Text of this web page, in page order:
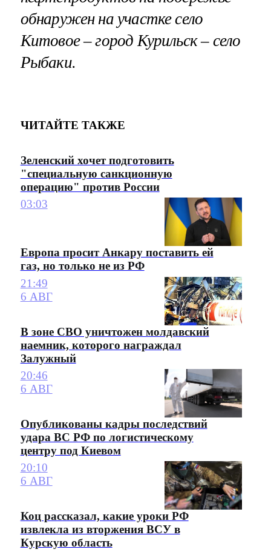
обнаружен на участке село
Китовое – город Курильск – село
Рыбаки.
ЧИТАЙТЕ ТАКЖЕ
Зеленский хочет подготовить
"специальную санкционную
операцию" против России
03:03
Европа просит Анкару поставить ей
газ, но только не из РФ
21:49
6 АВГ
В зоне СВО уничтожен молдавский
наемник, которого награждал
Залужный
20:46
6 АВГ
Опубликованы кадры последствий
удара ВС РФ по логистическому
центру под Киевом
20:10
6 АВГ
Коц рассказал, какие уроки РФ
извлекла из вторжения ВСУ в
Курскую область